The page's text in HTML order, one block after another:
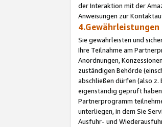
der Interaktion mit der
Anweisungen zur
4.Gewährleistungen
Sie gewährleisten und
Ihre Teilnahme am
Anordnungen,
zuständigen Behörde
abschließen dürfen (also z.
eigenständig geprüft haben
Partnerprogramm
unterliegen, in dem Sie
Ausfuhr- und